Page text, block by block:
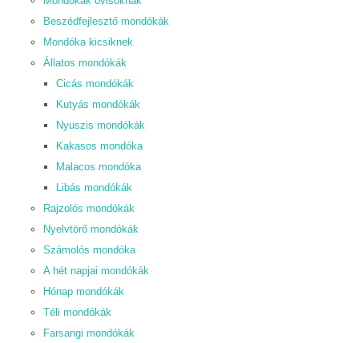
Beszédfejlesztő mondókák
Mondóka kicsiknek
Állatos mondókák
Cicás mondókák
Kutyás mondókák
Nyuszis mondókák
Kakasos mondóka
Malacos mondóka
Libás mondókák
Rajzolós mondókák
Nyelvtörő mondókák
Számolós mondóka
A hét napjai mondókák
Hónap mondókák
Téli mondókák
Farsangi mondókák